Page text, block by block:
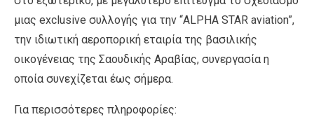
μιας exclusive συλλογής για την “ALPHA STAR aviation”,
την ιδιωτική αεροπορική εταιρία της βασιλικής
οικογένειας της Σαουδικής Αραβίας, συνεργασία η
οποία συνεχίζεται έως σήμερα.
Για περισσότερες πληροφορίες: